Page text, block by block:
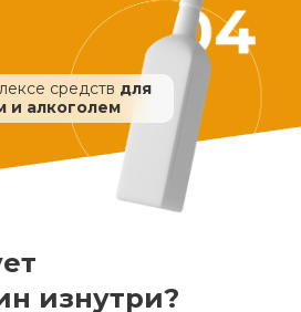
средств для
и алкоголем
изнутри?